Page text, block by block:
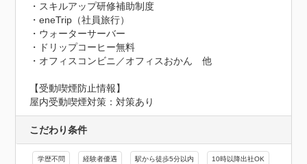
・スキルアップ研修補助制度
・eneTrip（社員旅行）
・ウォーターサーバー
・ドリップコーヒー無料
・オフィスコンビニ／オフィスおかん　他
【受動喫煙防止情報】
屋内受動喫煙対策：対策あり
こだわり条件
学歴不問 経験者優遇 駅から徒歩5分以内 10時以降出社OK